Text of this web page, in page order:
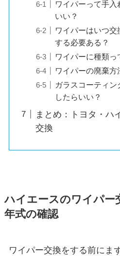
ワイパーって手
いい？
ワイパーはいつ
する必要ある？
ワイパーに種類っ
ワイパーの廃棄方
ガラスコーティン
したらいい？
まとめ：トヨタ・ハ
交換
ハイエースのワイパー
年式の確認
ワイパー交換をする前にま